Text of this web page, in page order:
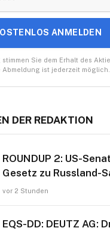
ANMELDEN
Sie dem Erhalt des
Abmeldung ist jederzeit möglich.
DER REDAKTION
ROUNDUP 2: US-
Gesetz zu Russland-
vor 2 Stunden
EQS-DD: DEUTZ AG: